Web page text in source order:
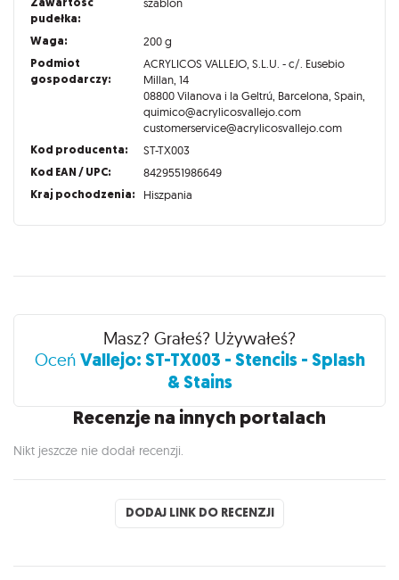
pudełka:
szablon
Waga: 200 g
Podmiot
gospodarczy:
ACRYLICOS VALLEJO, S.L.U. - c/. Eusebio
Millan, 14
08800 Vilanova i la Geltrú, Barcelona, Spain,
quimico@acrylicosvallejo.com
customerservice@acrylicosvallejo.com
Kod producenta: ST-TX003
Kod EAN / UPC: 8429551986649
Kraj pochodzenia: Hiszpania
Recenzje
Masz? Grałeś? Używałeś?
Oceń Vallejo: ST-TX003 - Stencils - Splash
& Stains
Recenzje na innych portalach
Nikt jeszcze nie dodał recenzji.
DODAJ LINK DO RECENZJI